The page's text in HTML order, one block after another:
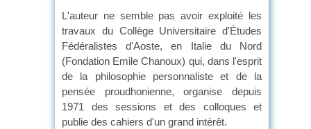
L'auteur ne semble pas avoir exploité les
travaux du Collège Universitaire d'Études
Fédéralistes d'Aoste, en Italie du Nord
(Fondation Emile Chanoux) qui, dans l'esprit
de la philosophie personnaliste et de la
pensée proudhonienne, organise depuis
1971 des sessions et des colloques et
publie des cahiers d'un grand intérêt.